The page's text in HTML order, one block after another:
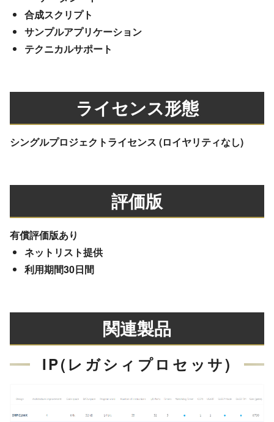
合成スクリプト
サンプルアプリケーション
テクニカルサポート
ライセンス形態
シングルプロジェクトライセンス (ロイヤリティなし)
評価版
有償評価版あり
ネットリスト提供
利用期間30日間
関連製品
IP(レガシィプロセッサ)